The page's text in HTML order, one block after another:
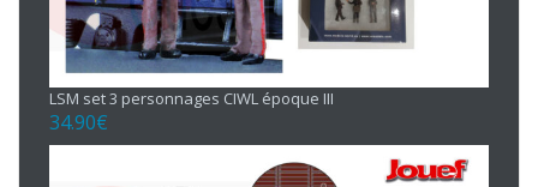
LSM set 3 personnages CIWL époque III
34.90€